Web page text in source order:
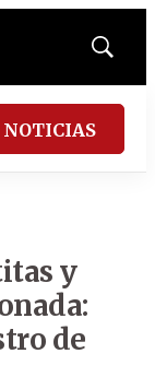
Mostrar
y
de